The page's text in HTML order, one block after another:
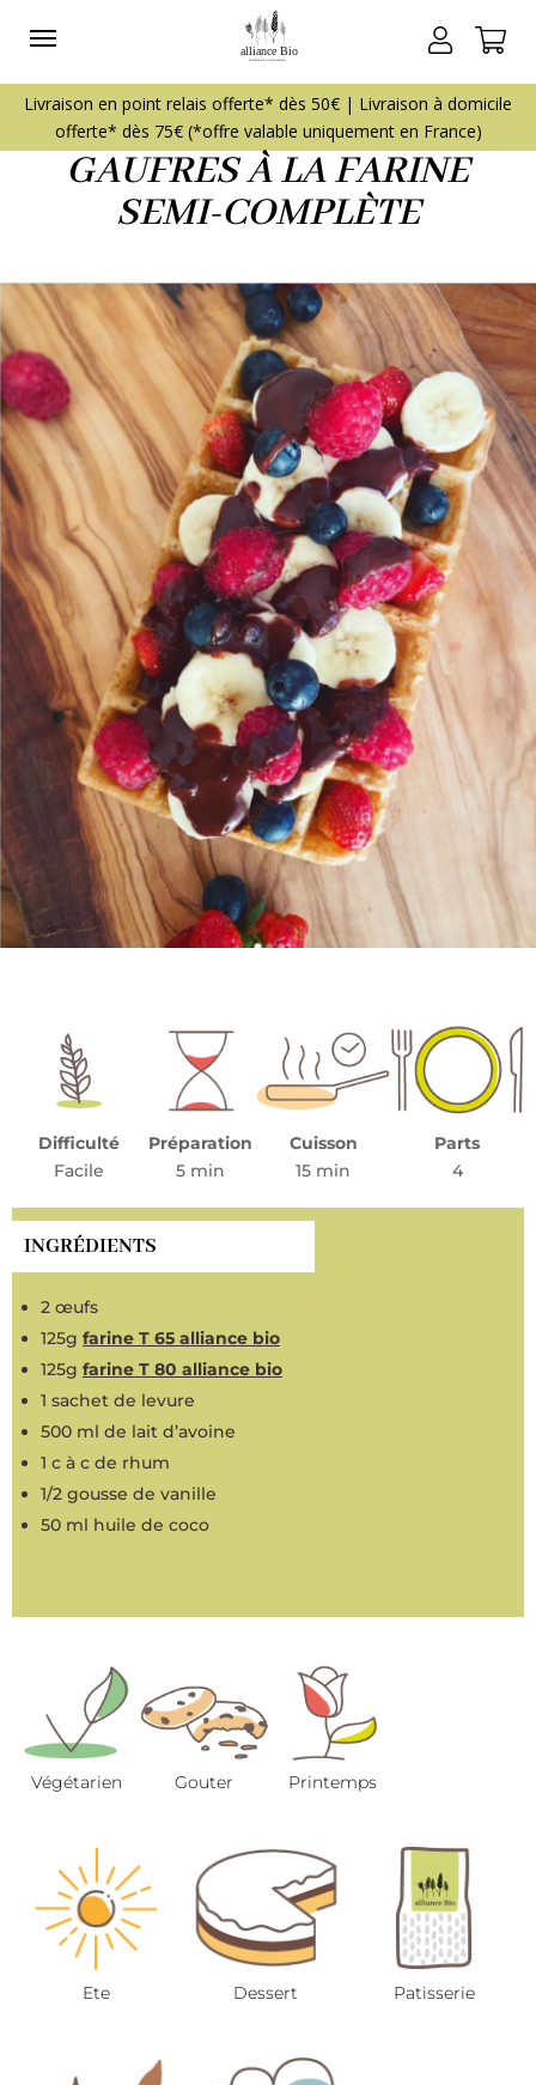
GAUFRES À LA FARINE
SEMI-COMPLÈTE
Difficulté
Facile
Préparation
5 min
Cuisson
15 min
Parts
4
INGRÉDIENTS
2 œufs
125g farine T 65 alliance bio
125g farine T 80 alliance bio
1 sachet de levure
500 ml de lait d’avoine
1 c à c de rhum
1/2 gousse de vanille
50 ml huile de coco
Végétarien Gouter Printemps
Ete Dessert Patisserie